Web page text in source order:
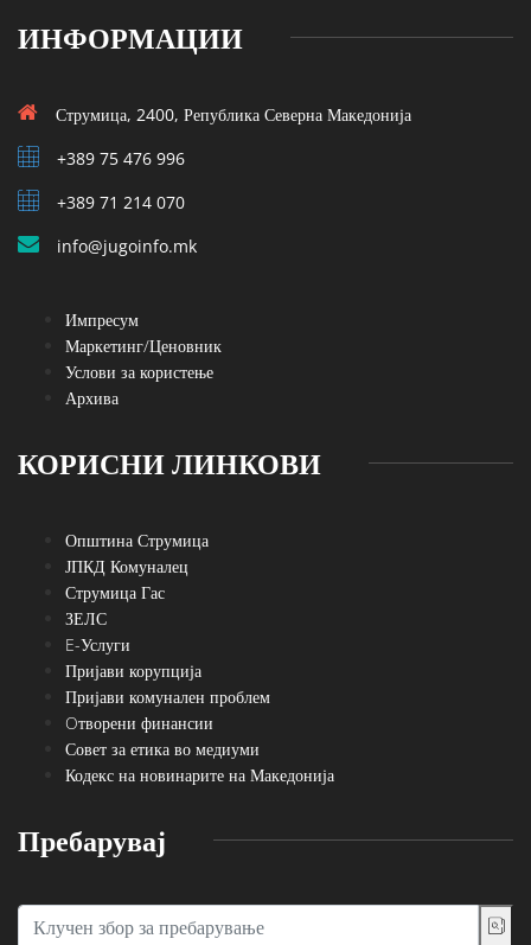
ИНФОРМАЦИИ
Струмица, 2400, Република Северна Македонија
+389 75 476 996
+389 71 214 070
info@jugoinfo.mk
Импресум
Маркетинг/Ценовник
Услови за користење
Архива
КОРИСНИ ЛИНКОВИ
Општина Струмица
ЈПКД Комуналец
Струмица Гас
ЗЕЛС
E-Услуги
Пријави корупција
Пријави комунален проблем
Oтворени финансии
Совет за етика во медиуми
Кодекс на новинарите на Македонија
Пребарувај